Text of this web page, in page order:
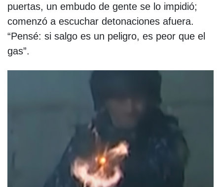
puertas, un embudo de gente se lo impidió;
comenzó a escuchar detonaciones afuera.
“Pensé: si salgo es un peligro, es peor que el
gas”.